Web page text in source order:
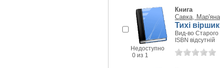
Недоступно
0 из 1
Книга
Савка, Мар'яна
Тихі
Вид-во Старого
ISBN відсутній